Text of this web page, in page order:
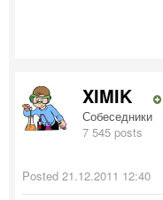
XIMIK
Собеседники
7 545 posts
Posted 21.12.2011 12:40